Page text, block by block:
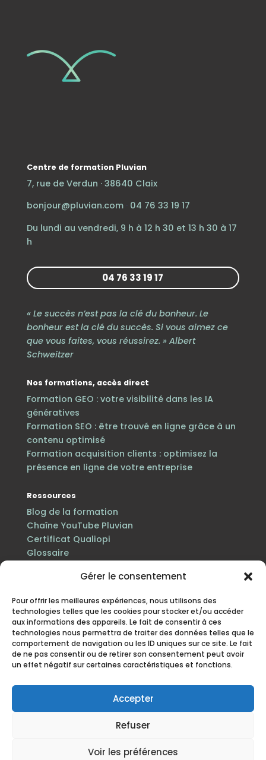
Gérer le consentement
Pour offrir les meilleures expériences, nous utilisons des
technologies telles que les cookies pour stocker et/ou accéder
aux informations des appareils. Le fait de consentir à ces
technologies nous permettra de traiter des données telles que le
comportement de navigation ou les ID uniques sur ce site. Le fait
de ne pas consentir ou de retirer son consentement peut avoir
un effet négatif sur certaines caractéristiques et fonctions.
Accepter
Refuser
Voir les préférences
Centre de formation Pluvian
7, rue de Verdun · 38640 Claix
bonjour@pluvian.com· 04 76 33 19 17
Du lundi au vendredi, 9 h à 12 h 30 et 13 h 30 à 17
h
04 76 33 19 17
« Le succès n’est pas la clé du bonheur. Le
bonheur est la clé du succès. Si vous aimez ce
que vous faites, vous réussirez. » Albert
Schweitzer
Nos formations, accès direct
Formation GEO : votre visibilité dans les IA
génératives
Formation SEO : être trouvé en ligne grâce à un
contenu optimisé
Formation acquisition clients : optimisez la
présence en ligne de votre entreprise
Ressources
Blog de la formation
Chaîne YouTube Pluvian
Certificat Qualiopi
Glossaire
Certification Qualiopi au titre des actions de
formation · n° de déclaration d’activité 84 38 06816 38
enregistré auprès du préfet de la région Auvergne-
Politique de protection des
mis à jour en juillet 2026